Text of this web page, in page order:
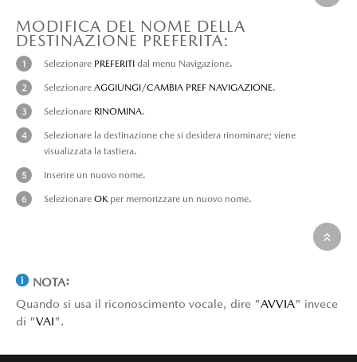
MODIFICA DEL NOME DELLA
DESTINAZIONE PREFERITA:
Selezionare PREFERITI dal menu Navigazione.
Selezionare AGGIUNGI/CAMBIA PREF NAVIGAZIONE.
Selezionare RINOMINA.
Selezionare la destinazione che si desidera rinominare; viene
visualizzata la tastiera.
Inserire un nuovo nome.
Selezionare OKper memorizzare un nuovo nome.
NOTA:
Quando si usa il riconoscimento vocale, dire "AVVIA" invece
di "VAI".